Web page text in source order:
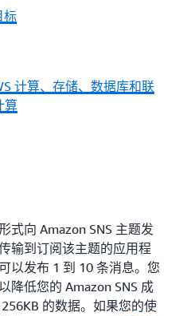
标
计算、存储、数据库和联
算
式向 Amazon SNS 主题发
输到订阅该主题的应用程
以发布 1 到 10 条消息。您
降低您的 Amazon SNS 成
的数据。如果您的使